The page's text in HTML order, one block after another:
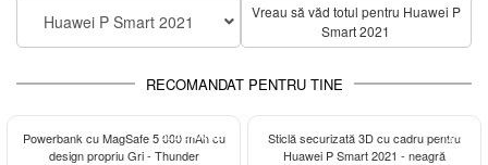
Huawei P Smart 2021
Vreau să văd totul pentru Huawei P
Smart 2021
RECOMANDAT PENTRU TINE
ELEGANCE
Powerbank cu MagSafe 5 000 mAh cu
design propriu Gri - Thunder
-13%
Sticlă securizată 3D cu cadru pentru
Huawei P Smart 2021 - neagră